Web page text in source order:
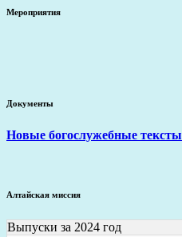
Мероприятия
Документы
Новые богослужебные тексты
Алтайская миссия
Выпуски за 2024 год